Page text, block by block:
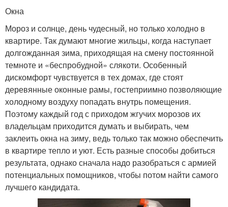
Окна
Мороз и солнце, день чудесный, но только холодно в
квартире. Так думают многие жильцы, когда наступает
долгожданная зима, приходящая на смену постоянной
темноте и «беспробудной» слякоти. Особенный
дискомфорт чувствуется в тех домах, где стоят
деревянные оконные рамы, гостеприимно позволяющие
холодному воздуху попадать внутрь помещения.
Поэтому каждый год с приходом жгучих морозов их
владельцам приходится думать и выбирать, чем
заклеить окна на зиму, ведь только так можно обеспечить
в квартире тепло и уют. Есть разные способы добиться
результата, однако сначала надо разобраться с армией
потенциальных помощников, чтобы потом найти самого
лучшего кандидата.